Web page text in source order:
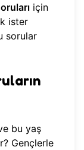
için
ister
sorular
bu yaş
Gençlerle